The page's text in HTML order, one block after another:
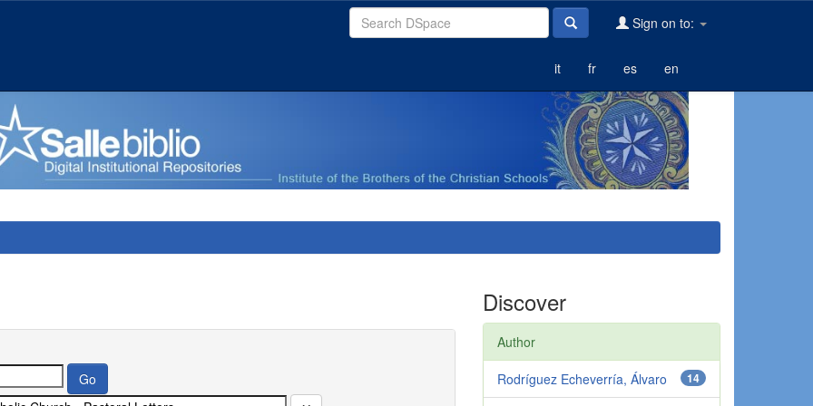
Sign on to:
it fr es en
Discover
Author
14
Rodríguez Echeverría, Álvaro